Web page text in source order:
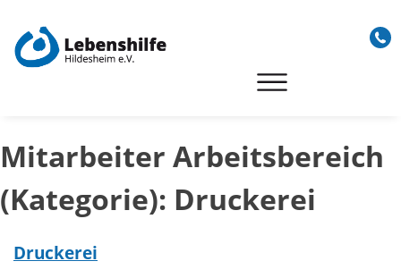
content
Mitarbeiter Arbeitsbereich
(Kategorie): Druckerei
Druckerei